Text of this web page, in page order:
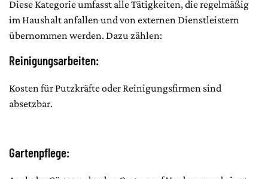
Diese Kategorie umfasst alle Tätigkeiten, die regelmäßig
im Haushalt anfallen und von externen Dienstleistern
übernommen werden. Dazu zählen:
Reinigungsarbeiten:
Kosten für Putzkräfte oder Reinigungsfirmen sind
absetzbar.
Gartenpflege: